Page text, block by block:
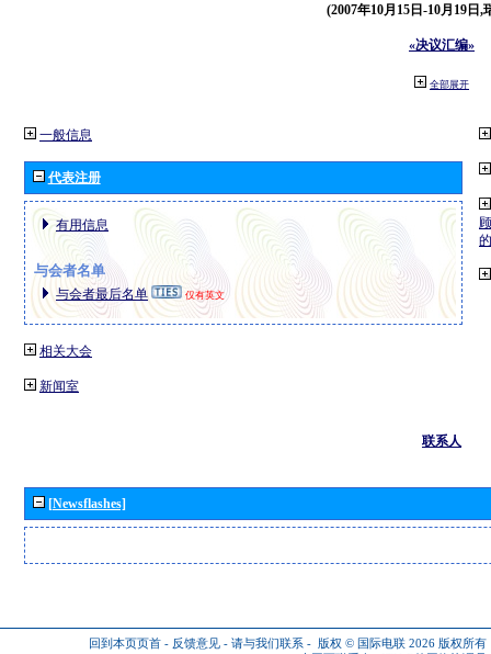
(2007年10月15日-10月19日,
«决议汇编»
全部展开
一般信息
代表注册
有用信息
与会者名单
与会者最后名单 仅有英文
相关大会
新闻室
联系人
[Newsflashes]
回到本页页首 - 反馈意见 - 请与我们联系 - 版权 © 国际电联 2026 版权所有